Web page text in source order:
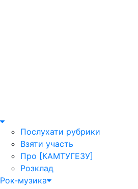
Послухати рубрики
Взяти участь
Про [КАМТУГЕЗУ]
Розклад
Рок-музика